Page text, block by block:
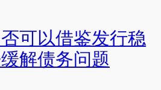
可以借鉴发行稳
解债务问题